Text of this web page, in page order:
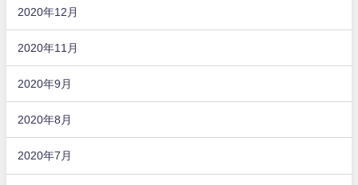
2020年12月
2020年11月
2020年9月
2020年8月
2020年7月